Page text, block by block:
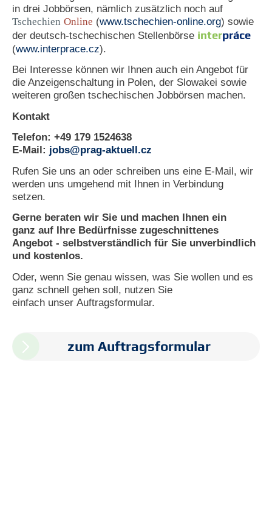
in drei Jobbörsen, nämlich zusätzlich noch auf
Tschechien Online (www.tschechien-online.org) sowie
der deutsch-tschechischen Stellenbörse interpráce
(www.interprace.cz).
Bei Interesse können wir Ihnen auch ein Angebot für
die Anzeigenschaltung in Polen, der Slowakei sowie
weiteren großen tschechischen Jobbörsen machen.
Kontakt
Telefon: +49 179 1524638
E-Mail: jobs@prag-aktuell.cz
​Rufen Sie uns an oder schreiben uns eine E-Mail, wir
werden uns umgehend mit Ihnen in Verbindung
setzen.
Gerne beraten wir Sie und machen Ihnen ein
ganz auf Ihre Bedürfnisse zugeschnittenes
Angebot - selbstverständlich für Sie unverbindlich
und kostenlos.
Oder, wenn Sie genau wissen, was Sie wollen und es
ganz schnell gehen soll, nutzen Sie
einfach unser Auftragsformular.
zum Auftragsformular